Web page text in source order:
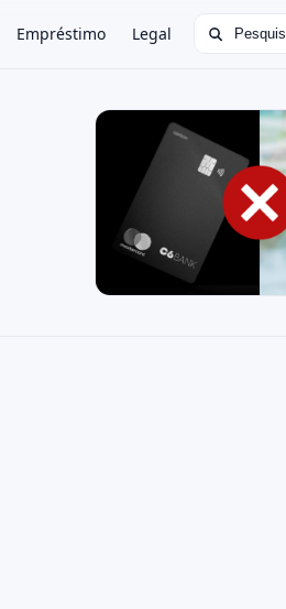
Empréstimo Legal Buscar por: